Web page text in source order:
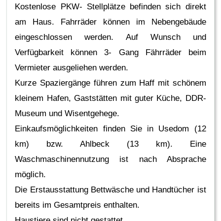
Kostenlose PKW- Stellplätze befinden sich direkt
am Haus. Fahrräder können im Nebengebäude
eingeschlossen werden. Auf Wunsch und
Verfügbarkeit können 3- Gang Fährräder beim
Vermieter ausgeliehen werden.
Kurze Spaziergänge führen zum Haff mit schönem
kleinem Hafen, Gaststätten mit guter Küche, DDR-
Museum und Wisentgehege.
Einkaufsmöglichkeiten finden Sie in Usedom (12
km) bzw. Ahlbeck (13 km). Eine
Waschmaschinennutzung ist nach Absprache
möglich.
Die Erstausstattung Bettwäsche und Handtücher ist
bereits im Gesamtpreis enthalten.